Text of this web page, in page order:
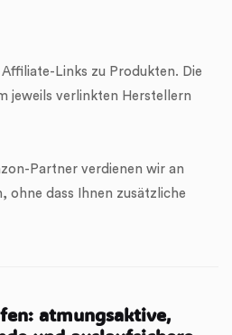
Links zu Produkten. Die
jeweils verlinkten Herstellern
Partner verdienen wir an
ohne dass Ihnen zusätzliche
atmungsaktive,